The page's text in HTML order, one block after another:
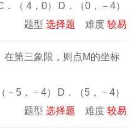
．（ 4，0）
D．（0，－4）
题型 选择题 难度 较易
在第三象限，则点M的坐标
－5，－4）
D．（5，－4）
题型 选择题 难度 较易